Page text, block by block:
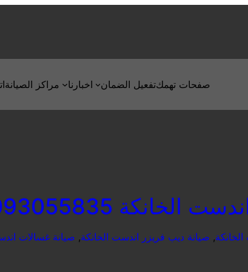
مراكز الصيانة اخبارنا تفعيل الضمانصفحات تهمك
الخانكة 01093055835
, صيانة ديب فريزر اندست الخانكة, صيانة غسالات